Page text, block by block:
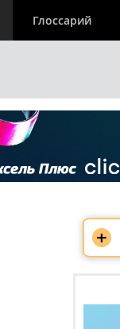
Глоссарий
+